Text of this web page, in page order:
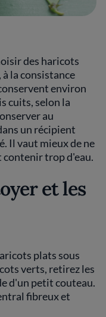
des haricots
la consistance
environ
cuits, selon la
au
un récipient
Il vaut mieux de ne
contenir trop d'eau.
et les
plats sous
verts, retirez les
d'un petit couteau.
fibreux et